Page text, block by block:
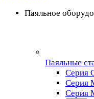
Паяльное
Паяльные
Серия
Серия
Серия